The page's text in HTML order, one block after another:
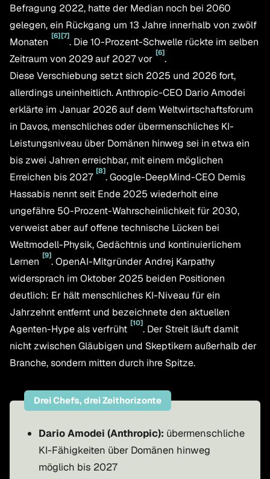
Befragung 2022, hatte der Median noch bei 2060
gelegen, ein Rückgang um 13 Jahre innerhalb von zwölf
Monaten
[6][7]
. Die 10-Prozent-Schwelle rückte im selben
Zeitraum von 2029 auf 2027 vor
[6]
.
Diese Verschiebung setzt sich 2025 und 2026 fort,
allerdings uneinheitlich. Anthropic-CEO Dario Amodei
erklärte im Januar 2026 auf dem Weltwirtschaftsforum
in Davos, menschliches oder übermenschliches KI-
Leistungsniveau über Domänen hinweg sei in etwa ein
bis zwei Jahren erreichbar, mit einem möglichen
Erreichen bis 2027
[8]
. Google-DeepMind-CEO Demis
Hassabis nennt seit Ende 2025 wiederholt eine
ungefähre 50-Prozent-Wahrscheinlichkeit für 2030,
verweist aber auf offene technische Lücken bei
Weltmodell-Physik, Gedächtnis und kontinuierlichem
Lernen
[9]
. OpenAI-Mitgründer Andrej Karpathy
widersprach im Oktober 2025 beiden Positionen
deutlich: Er hält menschliches KI-Niveau für ein
Jahrzehnt entfernt und bezeichnete den aktuellen
Agenten-Hype als verfrüht
[10]
. Der Streit läuft damit
nicht zwischen Gläubigen und Skeptikern außerhalb der
Branche, sondern mitten durch ihre Spitze.
Drei Chefs, drei Zeithorizonte
Dario Amodei (Anthropic): übermenschliche
KI-Fähigkeiten über Domänen hinweg
möglich bis 2027